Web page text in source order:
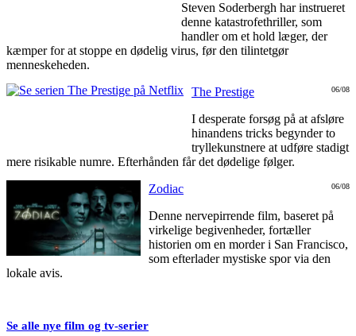
Steven Soderbergh har instrueret
denne katastrofethriller, som
handler om et hold læger, der
kæmper for at stoppe en dødelig virus, før den tilintetgør
menneskeheden.
06/08
The Prestige
I desperate forsøg på at afsløre
hinandens tricks begynder to
tryllekunstnere at udføre stadigt
mere risikable numre. Efterhånden får det dødelige følger.
06/08
Zodiac
Denne nervepirrende film, baseret på
virkelige begivenheder, fortæller
historien om en morder i San Francisco,
som efterlader mystiske spor via den
lokale avis.
Se alle nye film og tv-serier